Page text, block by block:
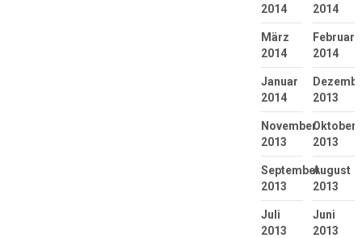
2014
2014
März
2014
Februar
2014
Januar
2014
2013
November
2013
Oktober
2013
September
2013
August
2013
Juli
2013
Juni
2013